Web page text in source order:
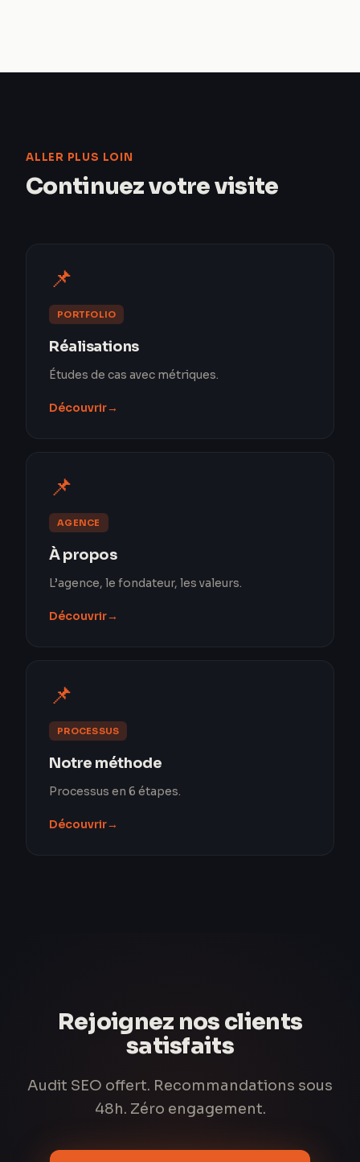
ALLER PLUS LOIN
Continuez votre visite
📌
PORTFOLIO
Réalisations
Études de cas avec métriques.
Découvrir→
📌
AGENCE
À propos
L’agence, le fondateur, les valeurs.
Découvrir→
📌
PROCESSUS
Notre méthode
Processus en 6 étapes.
Découvrir→
Rejoignez nos clients
satisfaits
Audit SEO offert. Recommandations sous
48h. Zéro engagement.